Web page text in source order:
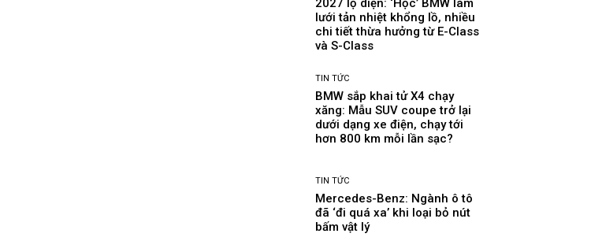
2027 lộ diện: ‘Học’ BMW làm
lưới tản nhiệt khổng lồ, nhiều
chi tiết thừa hưởng từ E-Class
và S-Class
TIN TỨC
BMW sắp khai tử X4 chạy
xăng: Mẫu SUV coupe trở lại
dưới dạng xe điện, chạy tới
hơn 800 km mỗi lần sạc?
TIN TỨC
Mercedes-Benz: Ngành ô tô
đã ‘đi quá xa’ khi loại bỏ nút
bấm vật lý